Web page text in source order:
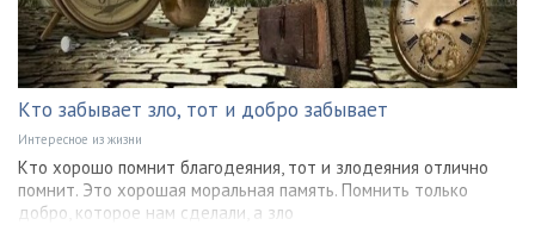
Кто забывает зло, тот и добро забывает
Интересное из жизни
Кто хорошо помнит благодеяния, тот и злодеяния отлично
помнит. Это хорошая моральная память. Помнить только
добро, которое нам сделали, а зло